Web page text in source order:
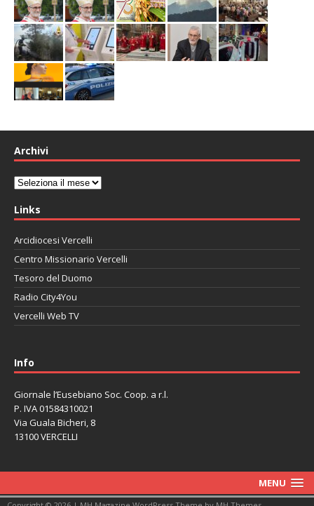
Archivi
Archivi
Links
Arcidiocesi Vercelli
Centro Missionario Vercelli
Tesoro del Duomo
Radio City4You
Vercelli Web TV
Info
Giornale l’Eusebiano Soc. Coop. a r.l.
P. IVA 01584310021
Via Guala Bicheri, 8
13100 VERCELLI
MENU